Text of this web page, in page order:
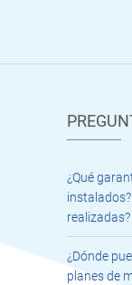
¿Qué
realizadas?
¿Dónde
planes de